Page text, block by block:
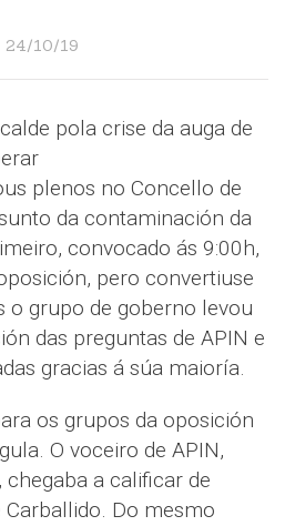
24/10/19
pola crise da auga de
plenos no Concello de
da contaminación da
convocado ás 9:00h,
pero convertiuse
o grupo de goberno levou
das preguntas de APIN e
gracias á súa maioría.
os grupos da oposición
O voceiro de APIN,
a calificar de
Carballido. Do mesmo